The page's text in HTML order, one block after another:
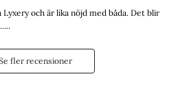
Lyxery och är lika nöjd med båda. Det blir
fler recensioner